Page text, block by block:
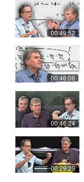
00:49:52
00:46:06
00:46:24
00:29:29